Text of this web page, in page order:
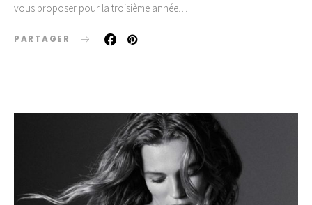
vous proposer pour la troisième année…
PARTAGER